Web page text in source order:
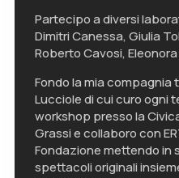
Partecipo a diversi
Dimitri Canessa, Giulia
Roberto Cavosi,
Fondo la mia compagnia
Lucciole di cui curo ogni
workshop presso la
Grassi e collaboro con
Fondazione mettendo in
spettacoli originali